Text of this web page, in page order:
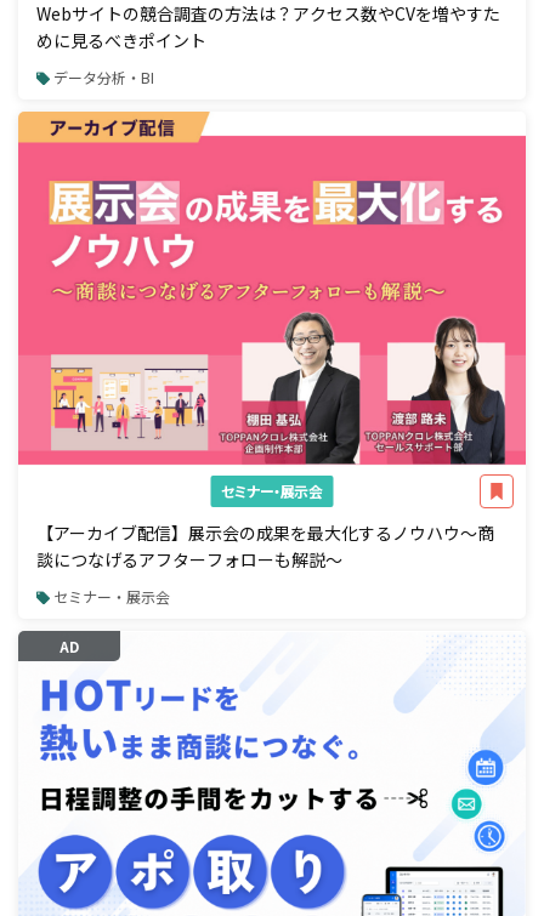
Webサイトの競合調査の方法は？アクセス数やCVを増やすた
めに見るべきポイント
データ分析・BI
セミナー・展示会
【アーカイブ配信】展示会の成果を最大化するノウハウ～商
談につなげるアフターフォローも解説～
セミナー・展示会
AD